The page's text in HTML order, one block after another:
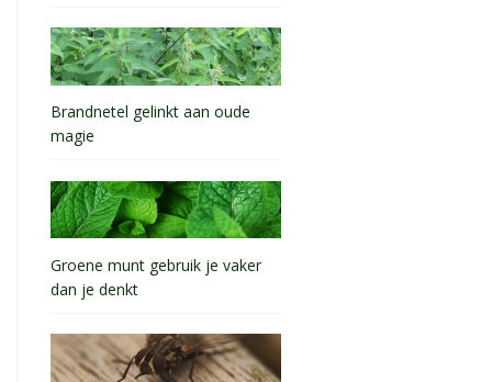
Brandnetel gelinkt aan oude
magie
Groene munt gebruik je vaker
dan je denkt